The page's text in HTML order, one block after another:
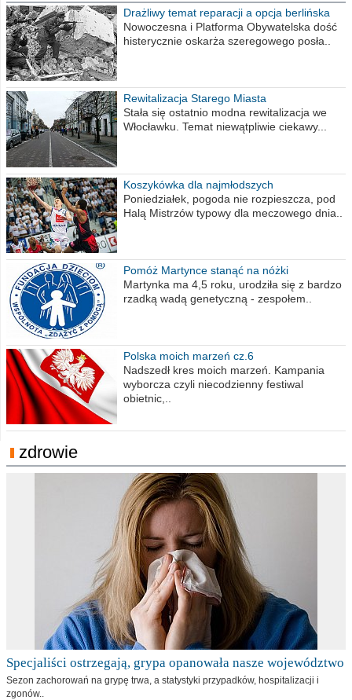
Drażliwy temat reparacji a opcja berlińska
Nowoczesna i Platforma Obywatelska dość
histerycznie oskarża szeregowego posła..
Rewitalizacja Starego Miasta
Stała się ostatnio modna rewitalizacja we
Włocławku. Temat niewątpliwie ciekawy...
Koszykówka dla najmłodszych
Poniedziałek, pogoda nie rozpieszcza, pod
Halą Mistrzów typowy dla meczowego dnia..
Pomóż Martynce stanąć na nóżki
Martynka ma 4,5 roku, urodziła się z bardzo
rzadką wadą genetyczną - zespołem..
Polska moich marzeń cz.6
Nadszedł kres moich marzeń. Kampania
wyborcza czyli niecodzienny festiwal
obietnic,..
zdrowie
Specjaliści ostrzegają, grypa opanowała nasze województwo
Sezon zachorowań na grypę trwa, a statystyki przypadków, hospitalizacji i
zgonów..